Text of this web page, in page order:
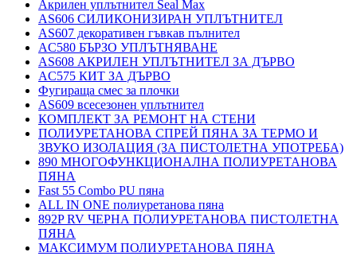
Акрилен уплътнител Seal Max
AS606 СИЛИКОНИЗИРАН УПЛЪТНИТЕЛ
AS607 декоративен гъвкав пълнител
AC580 БЪРЗО УПЛЪТНЯВАНЕ
AS608 АКРИЛЕН УПЛЪТНИТЕЛ ЗА ДЪРВО
AC575 КИТ ЗА ДЪРВО
Фугираща смес за плочки
AS609 всесезонен уплътнител
КОМПЛЕКТ ЗА РЕМОНТ НА СТЕНИ
ПОЛИУРЕТАНОВА СПРЕЙ ПЯНА ЗА ТЕРМО И
ЗВУКО ИЗОЛАЦИЯ (ЗА ПИСТОЛЕТНА УПОТРЕБА)
890 МНОГОФУНКЦИОНАЛНА ПОЛИУРЕТАНОВА
ПЯНА
Fast 55 Combo PU пяна
ALL IN ONE полиуретанова пяна
892P RV ЧЕРНА ПОЛИУРЕТАНОВА ПИСТОЛЕТНА
ПЯНА
МАКСИМУМ ПОЛИУРЕТАНОВА ПЯНА